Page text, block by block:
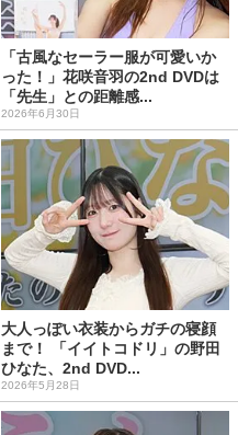
「古風なセーラー服が可愛いか
った！」花咲音羽の2nd DVDは
「先生」との距離感...
2026年6月30日
大人っぽい衣装からガチの寝顔
まで！ 「イイトコドリ」の野田
ひなた、2nd DVD...
2026年5月28日